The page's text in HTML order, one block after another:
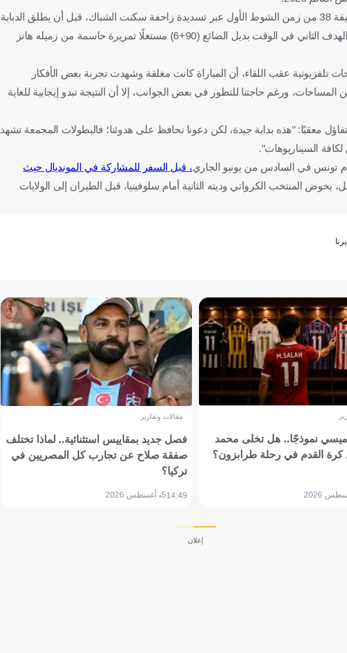
وافتتح يوري تيليمانس التسجيل لـ "الشياطين الحمر" في الدقيقة 38 من زمن الشوط الأول عبر تسديدة زاحفة سكنت الشباك، قبل أن يطلق الدبابة
روميلو لوكاكو رصاصة الرحمة على أصحاب الأرض بتسجيله الهدف الثاني في الوقت بديل الضائع (90+6) مستغلًا تمريرة حاسمة من زميله هانز
عقب اللقاء، أن المباراة كانت مغلقة وشهدت تجربة بعض الأفكار
المساحات، ورغم حاجتنا للتطور في بعض الجوانب، إلا أن النتيجة تبدو إيجابية للغاية
معقبًا: "هذه بداية جيدة، لكن دعونا نحافظ على هدوئنا؛ فالبطولات المجمعة تشهد
السيناريوهات".
تونس في السادس من يونيو الجاري، قبل السفر للمشاركة في المونديال حيث
يخوض المنتخب الكرواتي وديته الثانية أمام سلوفينيا، قبل الطيران إلى الولايات
نموذجًا.. هل تخلى محمد
القدم في رحلة طرابزون؟
مقالات وتقارير
فصل جديد بمقاييس استثنائية.. لماذا تختلف
صفقة صلاح عن تجارب كل المصريين في
تركيا؟
14:495 أغسطس 2026
إعلان